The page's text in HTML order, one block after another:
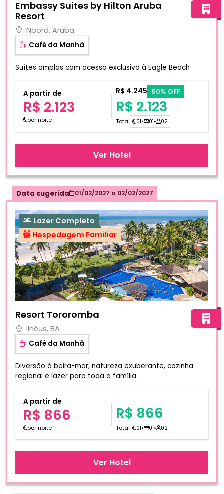
Embassy Suites by Hilton Aruba
Resort
Noord, Aruba
Café da Manhã
Suítes amplas com acesso exclusivo à Eagle Beach
A partir de
R$ 2.123
por noite
R$ 4.245 50% OFF
R$ 2.123
Total 01• 01• 02
Ver Hotel
Data sugerida 01/02/2027 a 02/02/2027
Lazer Completo
Hospedagem Familiar
Resort Tororomba
Ilhéus, BA
Café da Manhã
Diversão à beira-mar, natureza exuberante, cozinha
regional e lazer para toda a família.
A partir de
R$ 866
por noite
R$ 866
Total 01• 01• 02
Ver Hotel